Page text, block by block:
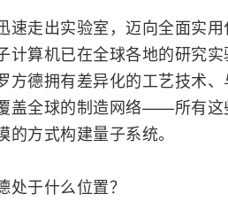
速走出实验室，迈向全面实
计算机已在全球各地的研究
方德拥有差异化的工艺技术
盖全球的制造网络——所有这
方式构建量子系统。
于什么位置？